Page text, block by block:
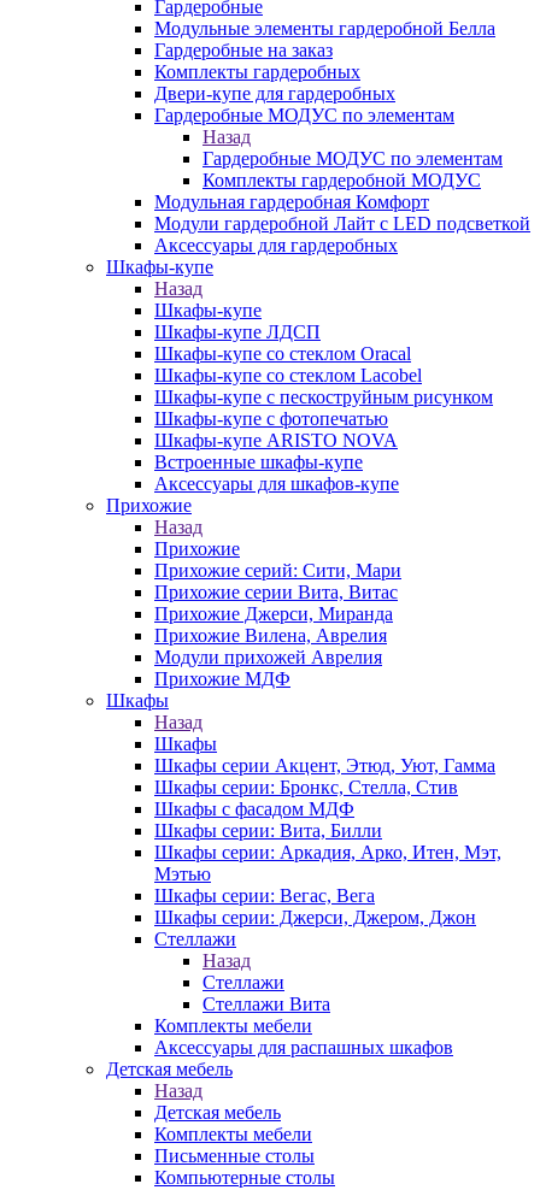
Гардеробные
Модульные элементы гардеробной Белла
Гардеробные на заказ
Комплекты гардеробных
Двери-купе для гардеробных
Гардеробные МОДУС по элементам
Назад
Гардеробные МОДУС по элементам
Комплекты гардеробной МОДУС
Модульная гардеробная Комфорт
Модули гардеробной Лайт с LED подсветкой
Аксессуары для гардеробных
Шкафы-купе
Назад
Шкафы-купе
Шкафы-купе ЛДСП
Шкафы-купе со стеклом Oracal
Шкафы-купе со стеклом Lacobel
Шкафы-купе с пескоструйным рисунком
Шкафы-купе с фотопечатью
Шкафы-купе ARISTO NOVA
Встроенные шкафы-купе
Аксессуары для шкафов-купе
Прихожие
Назад
Прихожие
Прихожие серий: Сити, Мари
Прихожие серии Вита, Витас
Прихожие Джерси, Миранда
Прихожие Вилена, Аврелия
Модули прихожей Аврелия
Прихожие МДФ
Шкафы
Назад
Шкафы
Шкафы серии Акцент, Этюд, Уют, Гамма
Шкафы серии: Бронкс, Стелла, Стив
Шкафы с фасадом МДФ
Шкафы серии: Вита, Билли
Шкафы серии: Аркадия, Арко, Итен, Мэт,
Мэтью
Шкафы серии: Вегас, Вега
Шкафы серии: Джерси, Джером, Джон
Стеллажи
Назад
Стеллажи
Стеллажи Вита
Комплекты мебели
Аксессуары для распашных шкафов
Детская мебель
Назад
Детская мебель
Комплекты мебели
Письменные столы
Компьютерные столы